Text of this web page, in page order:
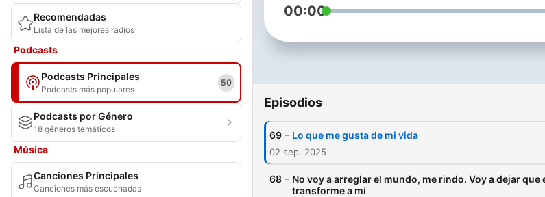
Recomendadas
Lista de las mejores radios
Podcasts
Podcasts Principales
Podcasts más populares
50
Podcasts por Género
18 géneros temáticos
Música
Canciones Principales
Canciones más escuchadas
00:00
Episodios
69 - Lo que me gusta de mi vida
02 sep. 2025
68 - No voy a arreglar el mundo, me rindo. Voy a dejar que
transforme a mí